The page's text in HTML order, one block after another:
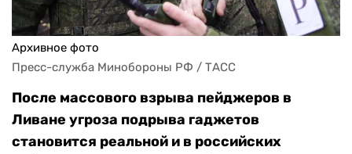
Архивное фото
Пресс-служба Минобороны РФ / ТАСС
После массового взрыва пейджеров в
Ливане угроза подрыва гаджетов
становится реальной и в российских